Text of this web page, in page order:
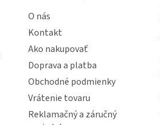
O nás
Kontakt
Ako nakupovať
Doprava a platba
Obchodné podmienky
Vrátenie tovaru
Reklamačný a záručný